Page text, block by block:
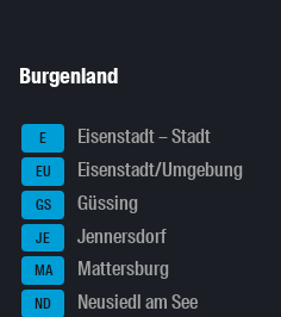
Burgenland
E Eisenstadt – Stadt
EU Eisenstadt/Umgebung
GS Güssing
JE Jennersdorf
MA Mattersburg
ND Neusiedl am See